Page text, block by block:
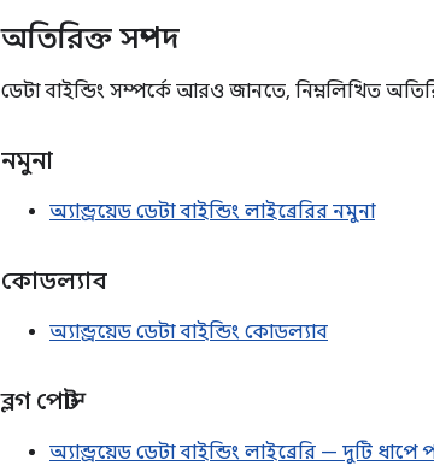
অতিরিক্ত সম্পদ
ডেটা বাইন্ডিং সম্পর্কে আরও জানতে, নিম্নলিখিত
নমুনা
অ্যান্ড্রয়েড ডেটা বাইন্ডিং লাইব্রেরির নমুনা
কোডল্যাব
অ্যান্ড্রয়েড ডেটা বাইন্ডিং কোডল্যাব
ব্লগ পোস্ট
অ্যান্ড্রয়েড ডেটা বাইন্ডিং লাইব্রেরি — দুটি